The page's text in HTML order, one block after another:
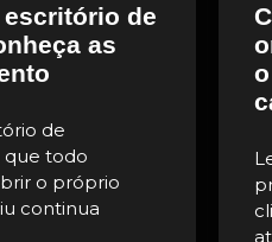
de
as
de
que todo
o próprio
continua